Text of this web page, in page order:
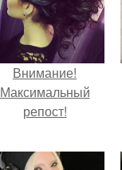
Внимание!
Максимальный
репост!